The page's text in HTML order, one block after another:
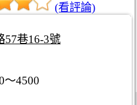
(看評論)
57巷16-3號
～4500